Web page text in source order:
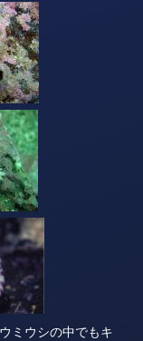
ミウシの中でもキ